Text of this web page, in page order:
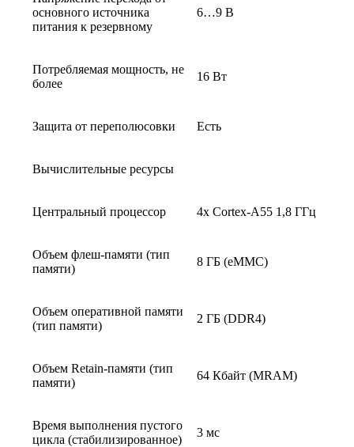
основного источника
питания к резервному
6…9 В
Потребляемая мощность, не
более
16 Вт
Защита от переполюсовки Есть
Вычислительные ресурсы
Центральный процессор 4х Cortex-А55 1,8 ГГц
Объем флеш-памяти (тип
памяти)
8 ГБ (eMMC)
Объем оперативной памяти
(тип памяти)
2 ГБ (DDR4)
Объем Retain-памяти (тип
памяти)
64 Кбайт (MRAM)
Время выполнения пустого
цикла (стабилизированное)
3 мс